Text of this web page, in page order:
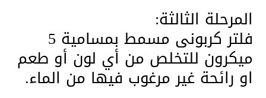
المرحلة الثالثة:
فلتر كربونى مسمط بمسامية 5
ميكرون للتخلص من أي لون أو طعم
او رائحة غير مرغوب فيها من الماء.